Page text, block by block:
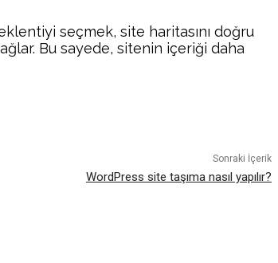
seçmek, site haritasını doğru
Bu sayede, sitenin içeriği daha
Sonraki İçerik
WordPress site taşıma nasıl yapılır?